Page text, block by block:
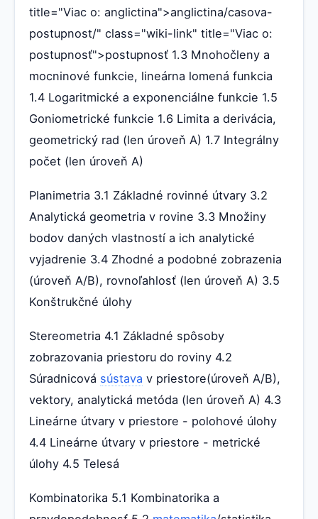
title="Viac o: anglictina">anglictina/casova-
postupnost/" class="wiki-link" title="Viac o:
postupnosť">postupnosť 1.3 Mnohočleny a
mocninové funkcie, lineárna lomená funkcia
1.4 Logaritmické a exponenciálne funkcie 1.5
Goniometrické funkcie 1.6 Limita a derivácia,
geometrický rad (len úroveň A) 1.7 Integrálny
počet (len úroveň A)
Planimetria 3.1 Základné rovinné útvary 3.2
Analytická geometria v rovine 3.3 Množiny
bodov daných vlastností a ich analytické
vyjadrenie 3.4 Zhodné a podobné zobrazenia
(úroveň A/B), rovnoľahlosť (len úroveň A) 3.5
Konštrukčné úlohy
Stereometria 4.1 Základné spôsoby
zobrazovania priestoru do roviny 4.2
Súradnicová sústava v priestore(úroveň A/B),
vektory, analytická metóda (len úroveň A) 4.3
Lineárne útvary v priestore - polohové úlohy
4.4 Lineárne útvary v priestore - metrické
úlohy 4.5 Telesá
Kombinatorika 5.1 Kombinatorika a